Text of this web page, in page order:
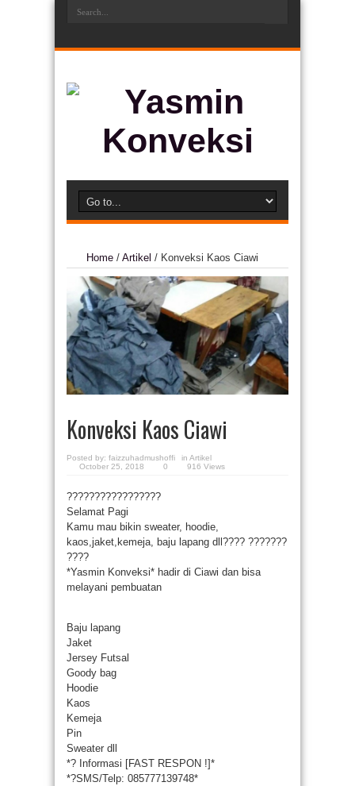
Home / Artikel / Konveksi Kaos Ciawi
Konveksi Kaos Ciawi
Posted by: faizzuhadmushoffi in Artikel
October 25, 2018
0 916 Views
?????????????????
Selamat Pagi
Kamu mau bikin sweater, hoodie,
kaos,jaket,kemeja, baju lapang dll???? ???????
????
*Yasmin Konveksi* hadir di Ciawi dan bisa
melayani pembuatan
Baju lapang
Jaket
Jersey Futsal
Goody bag
Hoodie
Kaos
Kemeja
Pin
Sweater dll
*? Informasi [FAST RESPON !]*
*?SMS/Telp: 085777139748*